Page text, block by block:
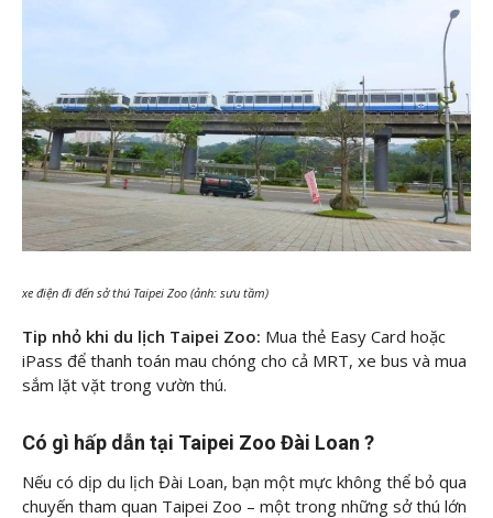
xe điện đi đến sở thú Taipei Zoo (ảnh: sưu tầm)
Tip nhỏ khi du lịch Taipei Zoo: Mua thẻ Easy Card hoặc
iPass để thanh toán mau chóng cho cả MRT, xe bus và mua
sắm lặt vặt trong vườn thú.
Có gì hấp dẫn tại Taipei Zoo Đài Loan ?
Nếu có dịp du lịch Đài Loan, bạn một mực không thể bỏ qua
chuyến tham quan Taipei Zoo – một trong những sở thú lớn